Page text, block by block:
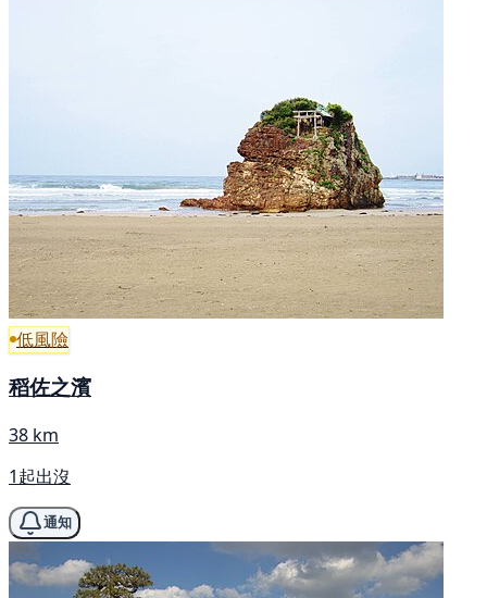
低風險
稻佐之濱
38 km
1起出沒
通知